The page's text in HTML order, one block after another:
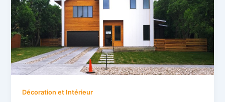
Décoration et Intérieur